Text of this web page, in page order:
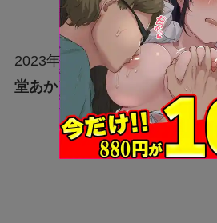
2023年1月16日ににじさんじ
堂あかり(ししどうあかり)さん